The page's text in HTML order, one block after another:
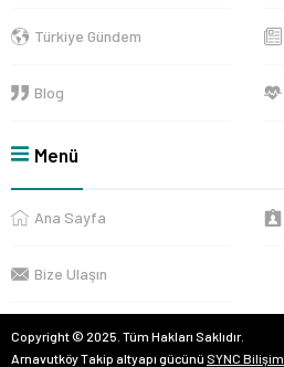
Türkiye Gündem
Blog
Menü
Ana Sayfa
Bize Ulaşın
Copyright © 2025. Tüm Hakları Saklıdır.
Arnavutköy Takip altyapı gücünü SYNC Bilişim